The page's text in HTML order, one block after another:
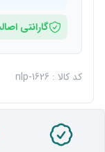
گارانتی
کد کالا : nlp-1626